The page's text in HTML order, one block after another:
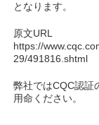
となります。
原文URL
https://
29/491816.shtml
弊社ではCQC認証
用命ください。